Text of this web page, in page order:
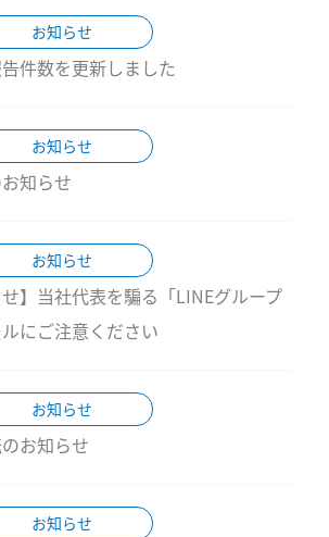
お知らせ
件数を更新しました
お知らせ
知らせ
お知らせ
せ】当社代表を騙る「LINEグループ
にご注意ください
お知らせ
お知らせ
お知らせ